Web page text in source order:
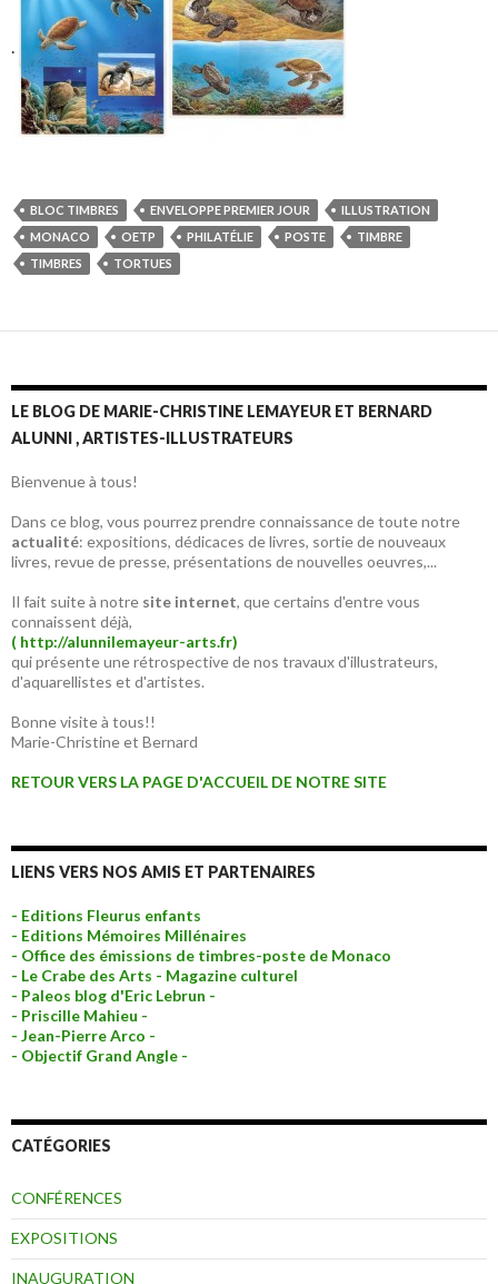
BLOC TIMBRES ENVELOPPE PREMIER JOUR
ILLUSTRATION
MONACO
OETP PHILATÉLIE POSTE
TIMBRE
TIMBRES
TORTUES
LE BLOG DE MARIE-CHRISTINE LEMAYEUR ET BERNARD
ALUNNI , ARTISTES-ILLUSTRATEURS
Bienvenue à tous!
Dans ce blog, vous pourrez prendre connaissance de toute notre
actualité: expositions, dédicaces de livres, sortie de nouveaux
livres, revue de presse, présentations de nouvelles oeuvres,...
Il fait suite à notre site internet, que certains d'entre vous
connaissent déjà,
( http://alunnilemayeur-arts.fr)
qui présente une rétrospective de nos travaux d'illustrateurs,
d'aquarellistes et d'artistes.
Bonne visite à tous!!
Marie-Christine et Bernard
RETOUR VERS LA PAGE D'ACCUEIL DE NOTRE SITE
LIENS VERS NOS AMIS ET PARTENAIRES
- Editions Fleurus enfants
- Editions Mémoires Millénaires
- Office des émissions de timbres-poste de Monaco
- Le Crabe des Arts - Magazine culturel
- Paleos blog d'Eric Lebrun -
- Priscille Mahieu -
- Jean-Pierre Arco -
- Objectif Grand Angle -
CATÉGORIES
CONFÉRENCES
EXPOSITIONS
INAUGURATION